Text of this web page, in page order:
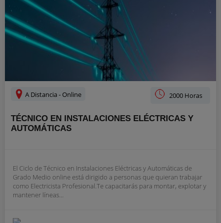
A Distancia - Online 2000 Horas
TÉCNICO EN INSTALACIONES ELÉCTRICAS Y
AUTOMÁTICAS
El Ciclo de Técnico en Instalaciones Eléctricas y Automáticas de
Grado Medio online está dirigido a personas que quieran trabajar
como Electricista Profesional.Te capacitarás para montar, explotar y
mantener líneas...